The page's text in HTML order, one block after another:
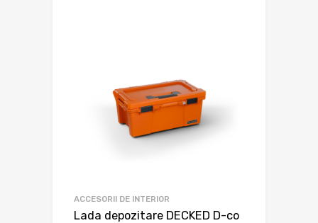
ACCESORII DE INTERIOR
Lada depozitare DECKED D-co